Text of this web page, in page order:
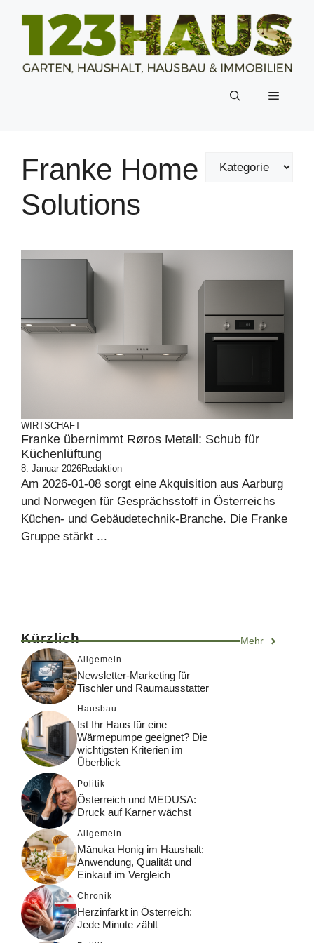
Inhalt
Menü
Franke Home
Solutions
WIRTSCHAFT
Franke übernimmt Røros Metall: Schub für
Küchenlüftung
8. Januar 2026Redaktion
Am 2026-01-08 sorgt eine Akquisition aus Aarburg
und Norwegen für Gesprächsstoff in Österreichs
Küchen- und Gebäudetechnik-Branche. Die Franke
Gruppe stärkt ...
Kürzlich Mehr
Allgemein
Newsletter-Marketing für
Tischler und Raumausstatter
Hausbau
Ist Ihr Haus für eine
Wärmepumpe geeignet? Die
wichtigsten Kriterien im
Überblick
Politik
Österreich und MEDUSA:
Druck auf Karner wächst
Allgemein
Mānuka Honig im Haushalt:
Anwendung, Qualität und
Einkauf im Vergleich
Chronik
Herzinfarkt in Österreich:
Jede Minute zählt